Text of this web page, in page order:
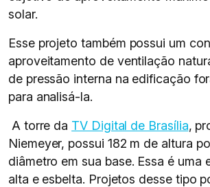
solar.
Esse projeto também possui um
aproveitamento de ventilação
de pressão interna na edificação
para analisá-la.
A torre da TV Digital de Brasília,
Niemeyer, possui 182 m de altura
diâmetro em sua base. Essa é uma
alta e esbelta. Projetos desse tipo